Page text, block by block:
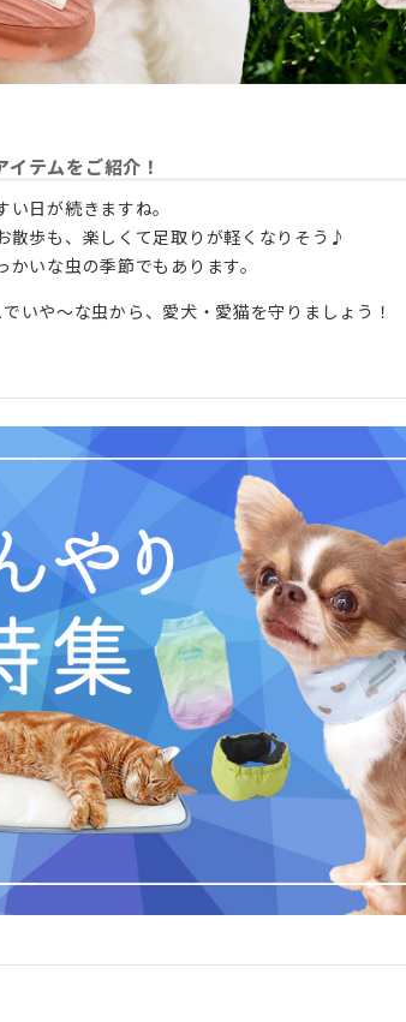
テムをご紹介！
日が続きますね。
散歩も、楽しくて足取りが軽くなりそう♪
いな虫の季節でもあります。
いや～な虫から、愛犬・愛猫を守りましょう！